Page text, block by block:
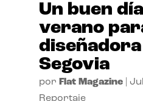
Un buen
verano
Segovia
por Flat Magazine|
Reportaje